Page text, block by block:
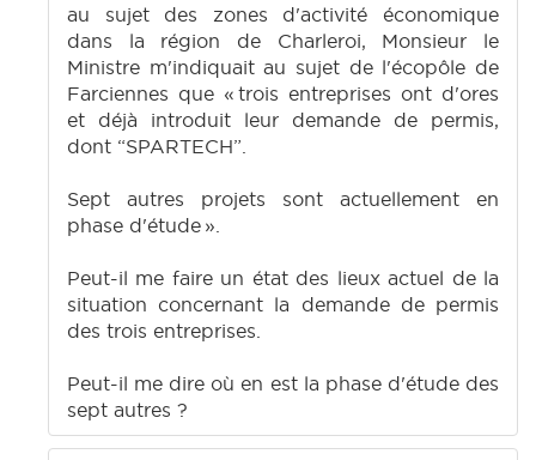
au sujet des zones d'activité économique
dans la région de Charleroi, Monsieur le
Ministre m'indiquait au sujet de l'écopôle de
Farciennes que « trois entreprises ont d'ores
et déjà introduit leur demande de permis,
dont “SPARTECH”.
Sept autres projets sont actuellement en
phase d'étude ».
Peut-il me faire un état des lieux actuel de la
situation concernant la demande de permis
des trois entreprises.
Peut-il me dire où en est la phase d'étude des
sept autres ?